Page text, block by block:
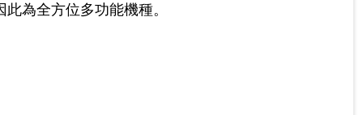
為全方位多功能機種。